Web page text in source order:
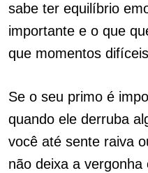
sabe ter equilíbrio
importante e o que
que momentos
Se o seu primo é
quando ele derruba
você até sente raiva
não deixa a